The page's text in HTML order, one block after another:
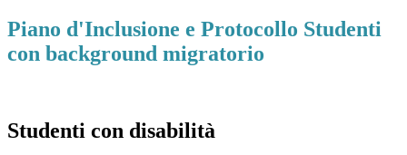
Piano d'Inclusione e Protocollo Studenti
con background migratorio
Studenti con disabilità